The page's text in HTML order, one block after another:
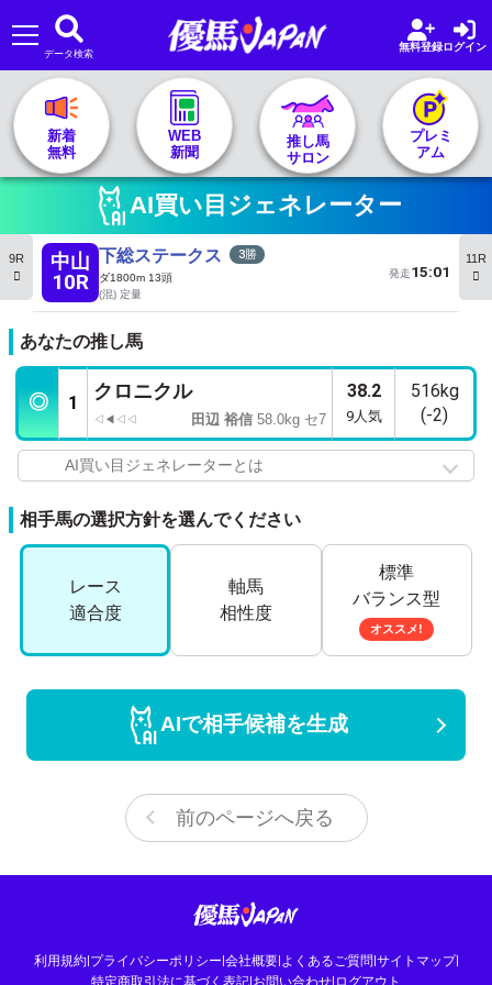
🏇 推し馬サロンTOP
レース一覧
記者&予想家
お気に入り
プラン案内
データ検索
無料登録ログイン
新着
無料
WEB
新聞
推し馬
サロン
プレミ
アム
AI買い目ジェネレーター
9R 中山
10R
下総ステークス
ダ1800m 13頭
(混) 定量
発走15:01
11R
あなたの推し馬
◎ 1
クロニクル
◁◀◁◁ 田辺 裕信 58.0kg セ7
38.2
9人気
516kg
(-2)
AI買い目ジェネレーターとは
相手馬の選択方針を選んでください
レース
適合度
軸馬
相性度
標準
バランス型
オススメ!
AIで相手候補を生成
前のページへ戻る
利用規約|プライバシーポリシー|会社概要| よくあるご質問|サイトマップ|
特定商取引法に基づく表記|お問い合わせ| ログアウト